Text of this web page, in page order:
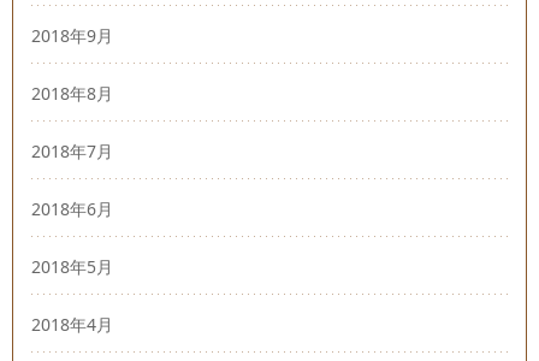
2018年9月
2018年8月
2018年7月
2018年6月
2018年5月
2018年4月